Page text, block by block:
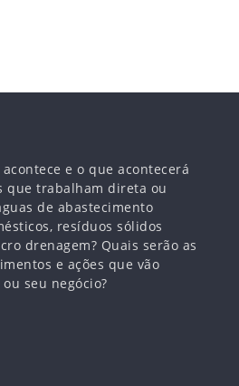
e o que acontecerá
que trabalham direta ou
de abastecimento
resíduos sólidos
drenagem? Quais serão as
e ações que vão
seu negócio?